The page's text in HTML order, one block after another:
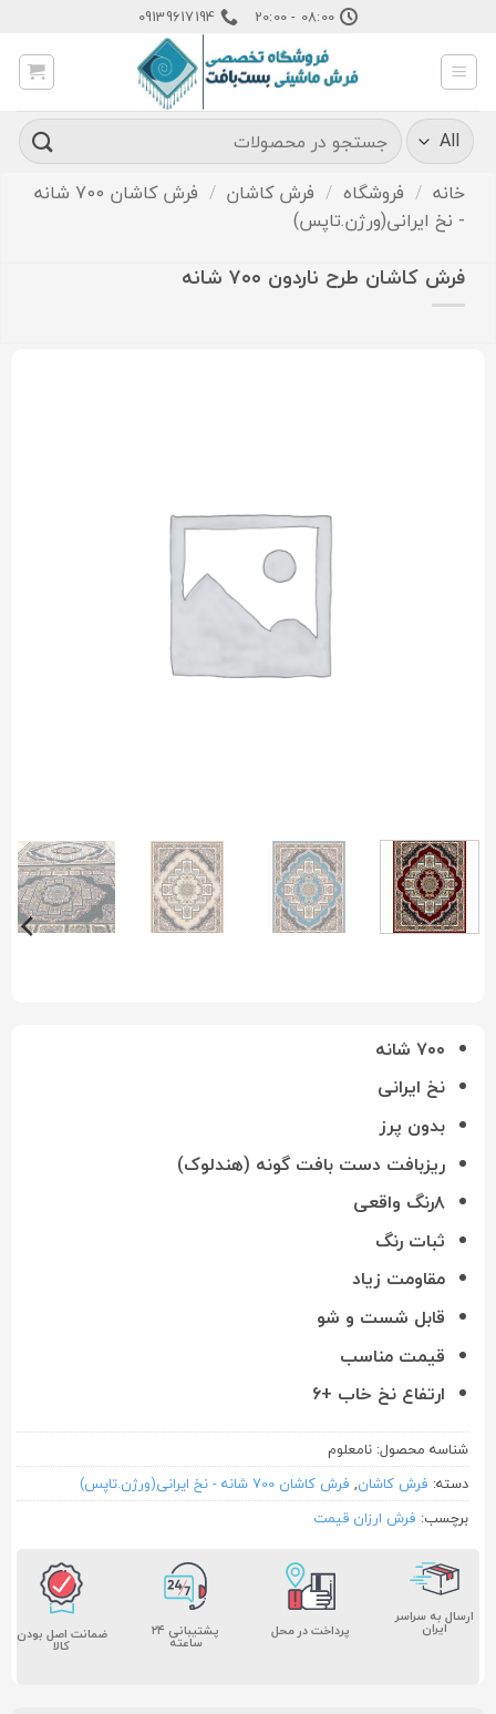
content
08:00 - 20:00
09139617194
جستجو
برای:
خانه / فروشگاه / فرش کاشان /
فرش کاشان 700 شانه
- نخ ایرانی(ورژن.تاپس)
فرش کاشان طرح ناردون ۷۰۰ شانه
۷۰۰ شانه
نخ ایرانی
بدون پرز
ریزبافت دست بافت گونه (هندلوک)
۸رنگ واقعی
ثبات رنگ
مقاومت زیاد
قابل شست و شو
قیمت مناسب
ارتفاع نخ خاب +۶
شناسه محصول: نامعلوم
دسته: فرش کاشان, فرش کاشان 700 شانه - نخ ایرانی(ورژن.تاپس)
برچسب: فرش ارزان قیمت
ارسال به سراسر
ایران پرداخت در محل پشتیبانی ۲۴
ساعته ضمانت اصل بودن
کالا